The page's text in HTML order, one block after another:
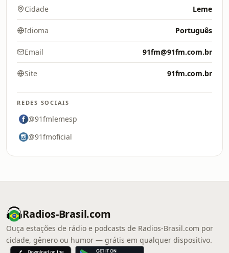
Cidade Leme
Idioma Português
Email 91fm@91fm.com.br
Site 91fm.com.br
REDES SOCIAIS
@91fmlemesp
@91fmoficial
Radios-Brasil.com
Ouça estações de rádio e podcasts de Radios-Brasil.com por
cidade, gênero ou humor — grátis em qualquer dispositivo.